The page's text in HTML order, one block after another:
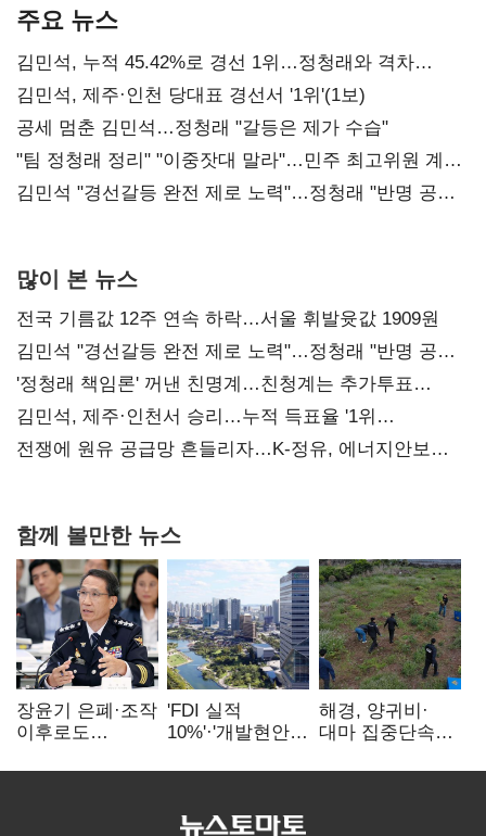
주요 뉴스
김민석, 누적 45.42%로 경선 1위…정청래와 격차
0.86%p(2보)
김민석, 제주·인천 당대표 경선서 '1위'(1보)
공세 멈춘 김민석…정청래 "갈등은 제가 수습"
"팀 정청래 정리" "이중잣대 말라"…민주 최고위원 계파
다툼 격화
김민석 "경선갈등 완전 제로 노력"…정청래 "반명 공세
많이 본 뉴스
전국 기름값 12주 연속 하락…서울 휘발윳값 1909원
김민석 "경선갈등 완전 제로 노력"…정청래 "반명 공세
사과부터"
'정청래 책임론' 꺼낸 친명계…친청계는 추가투표
때리기
김민석, 제주·인천서 승리…누적 득표율 '1위
탈환'(종합)
전쟁에 원유 공급망 흔들리자…K-정유, 에너지안보
함께 볼만한 뉴스
장윤기 은폐·조작
이후로도
내부비위…경찰
'FDI 실적
10%'·'개발현안
인천경제청장
해경, 양귀비·
대마 집중단속…
249명 검거